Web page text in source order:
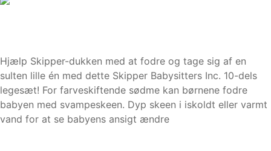
Hjælp Skipper-dukken med at fodre og tage sig af en
sulten lille én med dette Skipper Babysitters Inc. 10-dels
legesæt! For farveskiftende sødme kan børnene fodre
babyen med svampeskeen. Dyp skeen i iskoldt eller varmt
vand for at se babyens ansigt ændre